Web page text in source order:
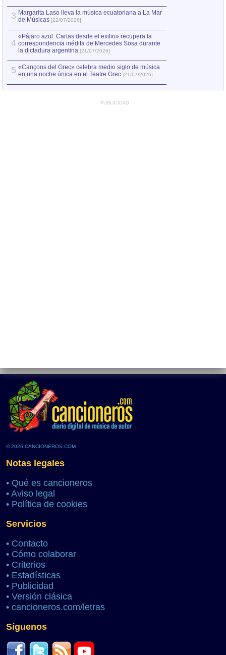
3 Margarita Laso lleva la música ecuatoriana a La Mar
de Músicas [22/07/2026]
4
«Pájaro azul. Cartas desde el exilio» recupera la
correspondencia inédita de Mercedes Sosa durante
la dictadura argentina [21/07/2026]
5 «Cançons del Grec» celebra medio siglo de música
en una noche única en el Teatre Grec [21/07/2026]
PUBLICIDAD
© 2026 CANCIONEROS.COM
Notas legales
• Qué es cancioneros
• Aviso legal
• Política de cookies
Servicios
• Contacto
• Cómo colaborar
• Criterios
• Estadísticas
• Publicidad
• Versión clásica
• cancioneros.com/letras
Síguenos